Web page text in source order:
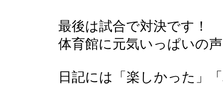
最後は試合で対決です！
体育館に元気いっぱいの
日記には「楽しかった」